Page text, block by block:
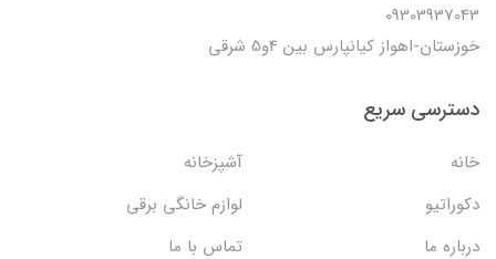
09303937043
خوزستان-اهواز کیانپارس بین 4و5 شرقی
دسترسی سریع
خانه
آشپزخانه
دکوراتیو
لوازم خانگی برقی
درباره ما
تماس با ما